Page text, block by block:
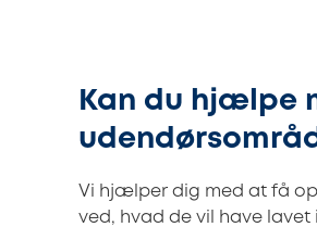
Kan du hjælpe
Vi hjælper dig med at få
ved, hvad de vil have lavet